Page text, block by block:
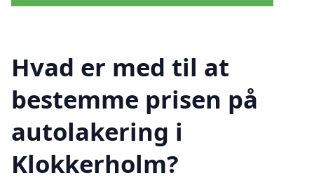
Hvad er med til at
bestemme prisen på
autolakering i
Klokkerholm?